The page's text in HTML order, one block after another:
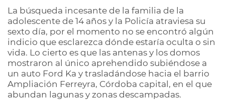
La búsqueda incesante de la familia de la
adolescente de 14 años y la Policía atraviesa su
sexto día, por el momento no se encontró algún
indicio que esclarezca dónde estaría oculta o sin
vida. Lo cierto es que las antenas y los domos
mostraron al único aprehendido subiéndose a
un auto Ford Ka y trasladándose hacia el barrio
Ampliación Ferreyra, Córdoba capital, en el que
abundan lagunas y zonas descampadas.